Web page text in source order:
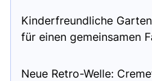
Kinderfreundliche
für einen gemeinsamen
Neue Retro-Welle: